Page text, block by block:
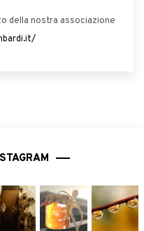
della nostra associazione